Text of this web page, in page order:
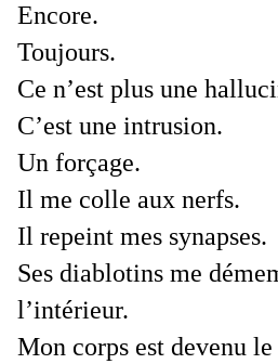
Encore.
Toujours.
Ce n’est plus une
C’est une intrusion.
Un forçage.
Il me colle aux nerfs.
Il repeint mes synapses.
Ses diablotins me
l’intérieur.
Mon corps est devenu